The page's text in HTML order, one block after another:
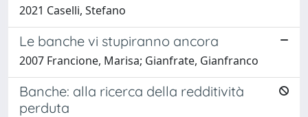
2021 Caselli, Stefano
Le banche vi stupiranno ancora
2007 Francione, Marisa; Gianfrate, Gianfranco
Banche: alla ricerca della redditività
perduta